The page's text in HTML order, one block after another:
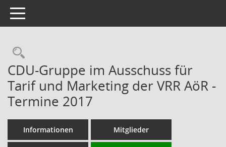
Toggle navigation
Rechercheauswahl
CDU-Gruppe im Ausschuss für
Tarif und Marketing der VRR AöR -
Termine 2017
Informationen Mitglieder